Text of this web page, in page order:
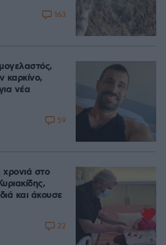
163
καρκίνο,
νέα
59
χρονιά στο
και άκουσε
22